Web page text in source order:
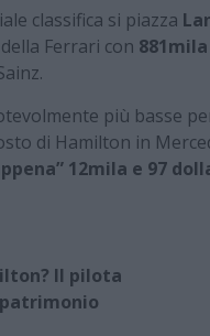
classifica si piazza
della Ferrari con
più basse
di Hamilton in
12mila e 97
Il pilota